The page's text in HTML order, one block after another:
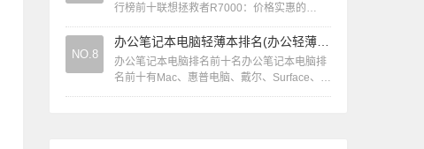
行榜前十联想拯救者R7000：价格实惠的
RTX4060游戏本，适合预算有限的用户。
ROG魔霸新锐：性价比高的...
NO.8
办公笔记本电脑排名前十名办公笔记本电脑排
名前十有Mac、惠普电脑、戴尔、Surface、联
想、华为、宏碁、小米、华硕、ThinkPad。